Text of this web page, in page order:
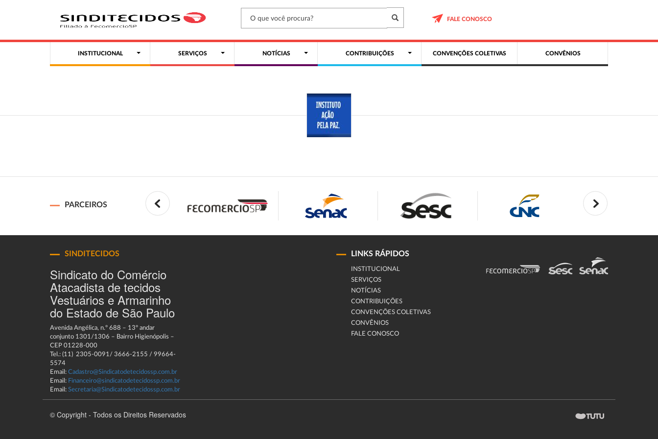
FALE CONOSCO
INSTITUCIONAL SERVIÇOS NOTÍCIAS CONTRIBUIÇÕES CONVENÇÕES COLETIVAS CONVÊNIOS
PARCEIROS
SINDITECIDOS
Sindicato do Comércio
Atacadista de tecidos
Vestuários e Armarinho
do Estado de São Paulo
Avenida Angélica, n.º 688 – 13º andar
conjunto 1301/1306 – Bairro Higienópolis –
CEP 01228-000
Tel.: (11) 2305-0091/ 3666-2155 / 99664-
5574
Email: Cadastro@Sindicatodetecidossp.com.br
Email: Financeiro@sindicatodetecidossp.com.br
Email: Secretaria@Sindicatodetecidossp.com.br
LINKS RÁPIDOS
INSTITUCIONAL
SERVIÇOS
NOTÍCIAS
CONTRIBUIÇÕES
CONVENÇÕES COLETIVAS
CONVÊNIOS
FALE CONOSCO
© Copyright - Todos os Direitos Reservados